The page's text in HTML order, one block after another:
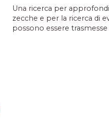
Una ricerca per
zecche e per la ricerca di
possono essere